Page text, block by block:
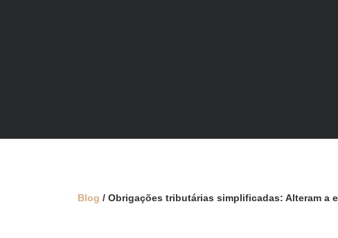
Blog / Obrigações tributárias simplificadas: Alteram a